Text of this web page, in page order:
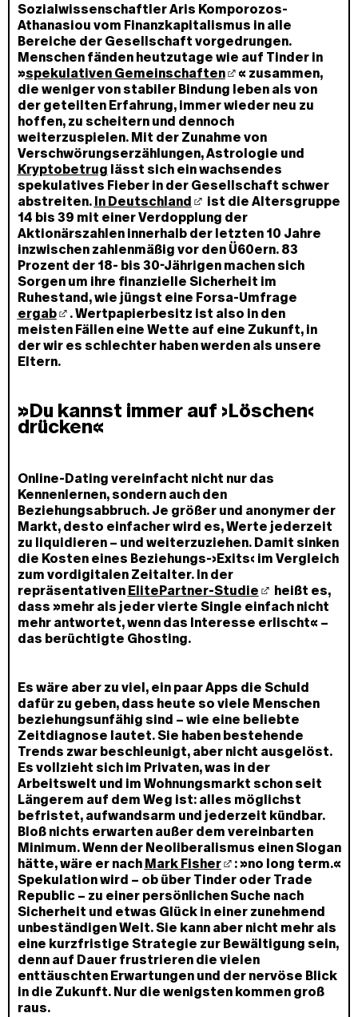
Sozialwissenschaftler Aris Komporozos-
Athanasiou vom Finanzkapitalismus in alle
Bereiche der Gesellschaft vorgedrungen.
Menschen fänden heutzutage wie auf Tinder in
»spekulativen Gemeinschaften
« zusammen,
die weniger von stabiler Bindung leben als von
der geteilten Erfahrung, immer wieder neu zu
hoffen, zu scheitern und dennoch
weiterzuspielen. Mit der Zunahme von
Verschwörungserzählungen, Astrologie und
Kryptobetrug lässt sich ein wachsendes
spekulatives Fieber in der Gesellschaft schwer
abstreiten. In Deutschland
ist die Altersgruppe
14 bis 39 mit einer Verdopplung der
Aktionärszahlen innerhalb der letzten 10 Jahre
inzwischen zahlenmäßig vor den Ü60ern. 83
Prozent der 18- bis 30-Jährigen machen sich
Sorgen um ihre finanzielle Sicherheit im
Ruhestand, wie jüngst eine Forsa-Umfrage
ergab
. Wertpapierbesitz ist also in den
meisten Fällen eine Wette auf eine Zukunft, in
der wir es schlechter haben werden als unsere
Eltern.
»Du kannst immer auf ›Löschen‹
drücken«
Online-Dating vereinfacht nicht nur das
Kennenlernen, sondern auch den
Beziehungsabbruch. Je größer und anonymer der
Markt, desto einfacher wird es, Werte jederzeit
zu liquidieren – und weiterzuziehen. Damit sinken
die Kosten eines Beziehungs-›Exits‹ im Vergleich
zum vordigitalen Zeitalter. In der
repräsentativen ElitePartner-Studie
heißt es,
dass »mehr als jeder vierte Single einfach nicht
mehr antwortet, wenn das Interesse erlischt« –
das berüchtigte Ghosting.
Es wäre aber zu viel, ein paar Apps die Schuld
dafür zu geben, dass heute so viele Menschen
beziehungsunfähig sind – wie eine beliebte
Zeitdiagnose lautet. Sie haben bestehende
Trends zwar beschleunigt, aber nicht ausgelöst.
Es vollzieht sich im Privaten, was in der
Arbeitswelt und im Wohnungsmarkt schon seit
Längerem auf dem Weg ist: alles möglichst
befristet, aufwandsarm und jederzeit kündbar.
Bloß nichts erwarten außer dem vereinbarten
Minimum. Wenn der Neoliberalismus einen Slogan
hätte, wäre er nach Mark Fisher
: »no long term.«
Spekulation wird – ob über Tinder oder Trade
Republic – zu einer persönlichen Suche nach
Sicherheit und etwas Glück in einer zunehmend
unbeständigen Welt. Sie kann aber nicht mehr als
eine kurzfristige Strategie zur Bewältigung sein,
denn auf Dauer frustrieren die vielen
enttäuschten Erwartungen und der nervöse Blick
in die Zukunft. Nur die wenigsten kommen groß
raus.